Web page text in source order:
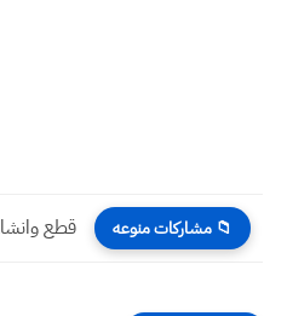
📁 مشاركات منوعه